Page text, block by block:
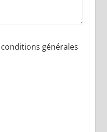
générales